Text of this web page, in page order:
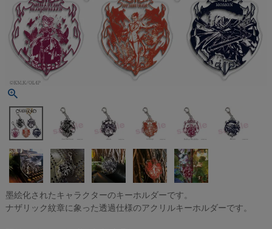
墨絵化されたキャラクターのキーホルダーです。
ナザリック紋章に象った透過仕様のアクリルキーホルダーです。